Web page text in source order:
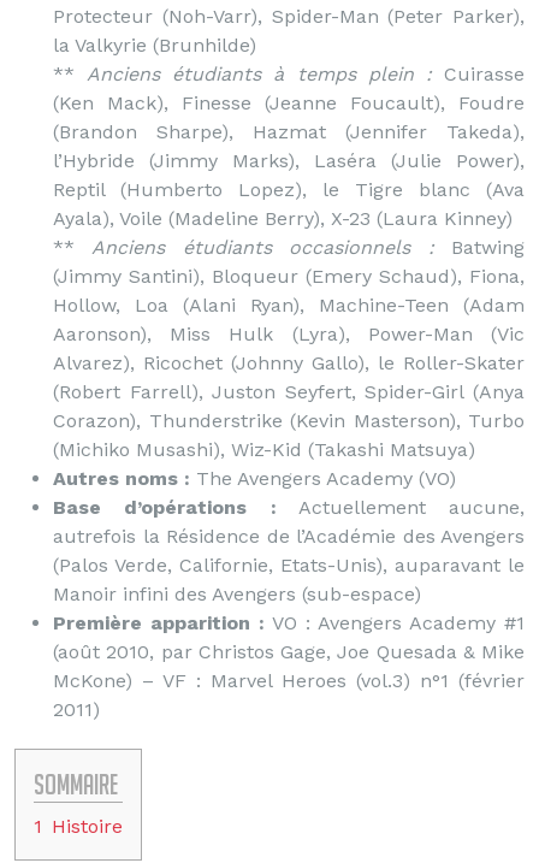
Protecteur (Noh-Varr), Spider-Man (Peter Parker),
la Valkyrie (Brunhilde)
**Anciens étudiants à temps plein :Cuirasse
(Ken Mack), Finesse (Jeanne Foucault), Foudre
(Brandon Sharpe), Hazmat (Jennifer Takeda),
l’Hybride (Jimmy Marks), Laséra (Julie Power),
Reptil (Humberto Lopez), le Tigre blanc (Ava
Ayala), Voile (Madeline Berry), X-23 (Laura Kinney)
**Anciens étudiants occasionnels :Batwing
(Jimmy Santini), Bloqueur (Emery Schaud), Fiona,
Hollow, Loa (Alani Ryan), Machine-Teen (Adam
Aaronson), Miss Hulk (Lyra), Power-Man (Vic
Alvarez), Ricochet (Johnny Gallo), le Roller-Skater
(Robert Farrell), Juston Seyfert, Spider-Girl (Anya
Corazon), Thunderstrike (Kevin Masterson), Turbo
(Michiko Musashi), Wiz-Kid (Takashi Matsuya)
Autres noms : The Avengers Academy (VO)
Base d’opérations : Actuellement aucune,
autrefois la Résidence de l’Académie des Avengers
(Palos Verde, Californie, Etats-Unis), auparavant le
Manoir infini des Avengers (sub-espace)
Première apparition : VO : Avengers Academy #1
(août 2010, par Christos Gage, Joe Quesada & Mike
McKone) – VF : Marvel Heroes (vol.3) n°1 (février
2011)
Sommaire
1 Histoire